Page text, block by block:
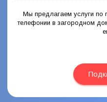
Мы предлагаем услуги по
телефонии в загородном